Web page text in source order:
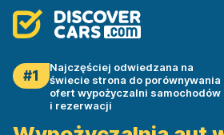
#1
Najczęściej odwiedzana na
świecie strona do porównywania
ofert wypożyczalni samochodów
i rezerwacji